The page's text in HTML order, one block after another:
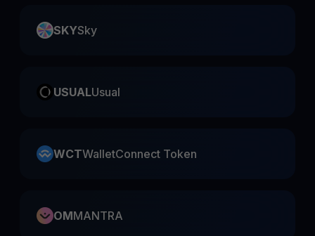
SKYSky
USUALUsual
WCTWalletConnect Token
OMMANTRA